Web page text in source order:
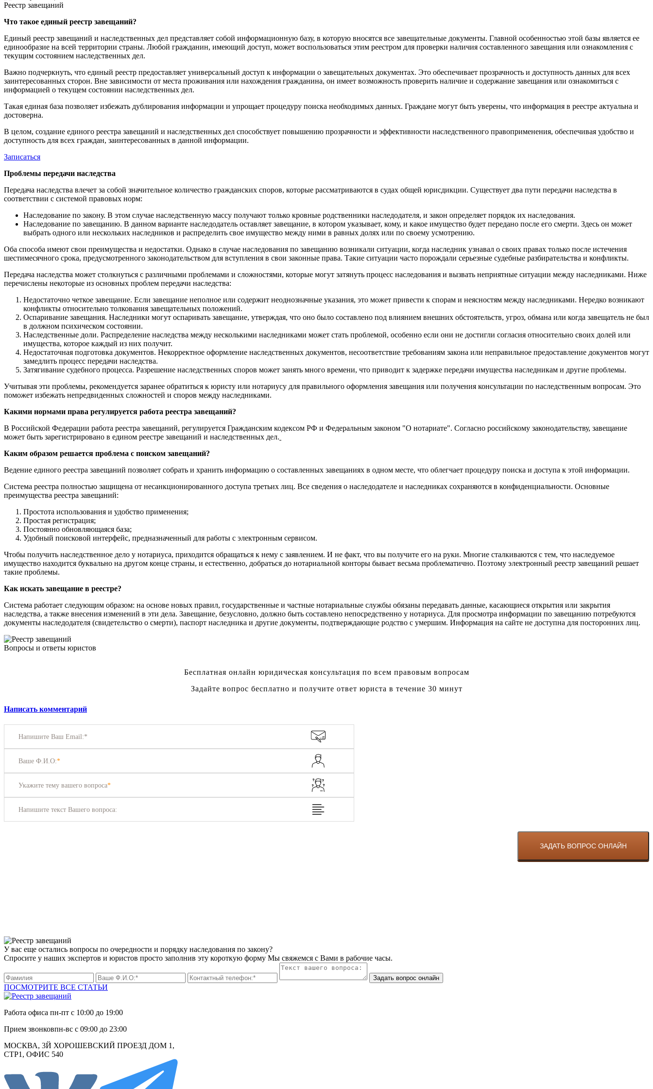
Реестр завещаний
Что такое единый реестр завещаний?
Единый реестр завещаний и наследственных дел представляет собой информационную базу, в которую вносятся все завещательные документы. Главной особенностью этой базы является ее
единообразие на всей территории страны. Любой гражданин, имеющий доступ, может воспользоваться этим реестром для проверки наличия составленного завещания или ознакомления с
текущим состоянием наследственных дел.
Важно подчеркнуть, что единый реестр предоставляет универсальный доступ к информации о завещательных документах. Это обеспечивает прозрачность и доступность данных для всех
заинтересованных сторон. Вне зависимости от места проживания или нахождения гражданина, он имеет возможность проверить наличие и содержание завещания или ознакомиться с
информацией о текущем состоянии наследственных дел.
Такая единая база позволяет избежать дублирования информации и упрощает процедуру поиска необходимых данных. Граждане могут быть уверены, что информация в реестре актуальна и
достоверна.
В целом, создание единого реестра завещаний и наследственных дел способствует повышению прозрачности и эффективности наследственного правоприменения, обеспечивая удобство и
доступность для всех граждан, заинтересованных в данной информации.
Записаться
Проблемы передачи наследства
Передача наследства влечет за собой значительное количество гражданских споров, которые рассматриваются в судах общей юрисдикции. Существует два пути передачи наследства в
соответствии с системой правовых норм:
Наследование по закону. В этом случае наследственную массу получают только кровные родственники наследодателя, и закон определяет порядок их наследования.
Наследование по завещанию. В данном варианте наследодатель оставляет завещание, в котором указывает, кому, и какое имущество будет передано после его смерти. Здесь он может
выбрать одного или нескольких наследников и распределить свое имущество между ними в равных долях или по своему усмотрению.
Оба способа имеют свои преимущества и недостатки. Однако в случае наследования по завещанию возникали ситуации, когда наследник узнавал о своих правах только после истечения
шестимесячного срока, предусмотренного законодательством для вступления в свои законные права. Такие ситуации часто порождали серьезные судебные разбирательства и конфликты.
Передача наследства может столкнуться с различными проблемами и сложностями, которые могут затянуть процесс наследования и вызвать неприятные ситуации между наследниками. Ниже
перечислены некоторые из основных проблем передачи наследства:
Недостаточно четкое завещание. Если завещание неполное или содержит неоднозначные указания, это может привести к спорам и неясностям между наследниками. Нередко возникают
конфликты относительно толкования завещательных положений.
Оспаривание завещания. Наследники могут оспаривать завещание, утверждая, что оно было составлено под влиянием внешних обстоятельств, угроз, обмана или когда завещатель не был
в должном психическом состоянии.
Наследственные доли. Распределение наследства между несколькими наследниками может стать проблемой, особенно если они не достигли согласия относительно своих долей или
имущества, которое каждый из них получит.
Недостаточная подготовка документов. Некорректное оформление наследственных документов, несоответствие требованиям закона или неправильное предоставление документов могут
замедлить процесс передачи наследства.
Затягивание судебного процесса. Разрешение наследственных споров может занять много времени, что приводит к задержке передачи имущества наследникам и другие проблемы.
Учитывая эти проблемы, рекомендуется заранее обратиться к юристу или нотариусу для правильного оформления завещания или получения консультации по наследственным вопросам. Это
поможет избежать непредвиденных сложностей и споров между наследниками.
Какими нормами права регулируется работа реестра завещаний?
В Российской Федерации работа реестра завещаний, регулируется Гражданским кодексом РФ и Федеральным законом "О нотариате". Согласно российскому законодательству, завещание
может быть зарегистрировано в едином реестре завещаний и наследственных дел.
Каким образом решается проблема с поиском завещаний?
Ведение единого реестра завещаний позволяет собрать и хранить информацию о составленных завещаниях в одном месте, что облегчает процедуру поиска и доступа к этой информации.
Система реестра полностью защищена от несанкционированного доступа третьих лиц. Все сведения о наследодателе и наследниках сохраняются в конфиденциальности. Основные
преимущества реестра завещаний:
Простота использования и удобство применения;
Простая регистрация;
Постоянно обновляющаяся база;
Удобный поисковой интерфейс, предназначенный для работы с электронным сервисом.
Чтобы получить наследственное дело у нотариуса, приходится обращаться к нему с заявлением. И не факт, что вы получите его на руки. Многие сталкиваются с тем, что наследуемое
имущество находится буквально на другом конце страны, и естественно, добраться до нотариальной конторы бывает весьма проблематично. Поэтому электронный реестр завещаний решает
такие проблемы.
Как искать завещание в реестре?
Система работает следующим образом: на основе новых правил, государственные и частные нотариальные службы обязаны передавать данные, касающиеся открытия или закрытия
наследства, а также внесения изменений в эти дела. Завещание, безусловно, должно быть составлено непосредственно у нотариуса. Для просмотра информации по завещанию потребуются
документы наследодателя (свидетельство о смерти), паспорт наследника и другие документы, подтверждающие родство с умершим. Информация на сайте не доступна для посторонних лиц.
Вопросы и ответы юристов
Бесплатная онлайн юридическая консультация по всем правовым вопросам
Задайте вопрос бесплатно и получите ответ юриста в течение 30 минут
Написать комментарий
Напишите Ваш Email:*
Ваше Ф.И.О:*
Укажите тему вашего вопроса*
Напишите текст Вашего вопроса:
У вас еще остались вопросы по очередности и порядку наследования по закону?
Спросите у наших экспертов и юристов просто заполнив эту короткую форму Мы свяжемся с Вами в рабочие часы.
Задать вопрос онлайн
ПОСМОТРИТЕ ВСЕ СТАТЬИ
Работа офиса пн-пт с 10:00 до 19:00
Прием звонковпн-вс с 09:00 до 23:00
МОСКВА, 3Й ХОРОШЕВСКИЙ ПРОЕЗД ДОМ 1,
СТР1, ОФИС 540